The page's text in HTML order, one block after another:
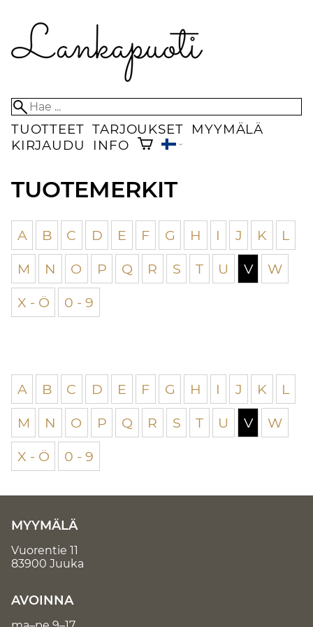
TUOTTEET TARJOUKSET
MYYMÄLÄ
KIRJAUDU
INFO
TUOTEMERKIT
A B C D E F G H I J K
L
M
N O P Q R S T U V
W
X - Ö
0 - 9
A B C D E F G H I J K
L
M
N O P Q R S T U V
W
X - Ö
0 - 9
MYYMÄLÄ
Vuorentie 11
83900 Juuka
AVOINNA